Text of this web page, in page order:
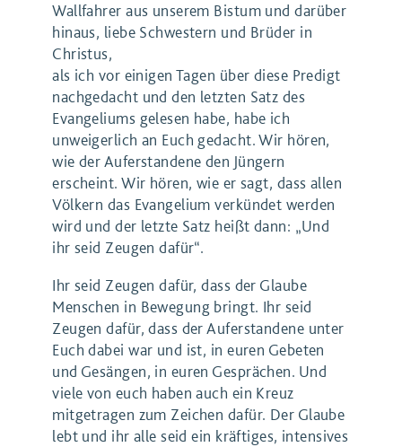
Wallfahrer aus unserem Bistum und darüber
hinaus, liebe Schwestern und Brüder in
Christus,
als ich vor einigen Tagen über diese Predigt
nachgedacht und den letzten Satz des
Evangeliums gelesen habe, habe ich
unweigerlich an Euch gedacht. Wir hören,
wie der Auferstandene den Jüngern
erscheint. Wir hören, wie er sagt, dass allen
Völkern das Evangelium verkündet werden
wird und der letzte Satz heißt dann: „Und
ihr seid Zeugen dafür“.
Ihr seid Zeugen dafür, dass der Glaube
Menschen in Bewegung bringt. Ihr seid
Zeugen dafür, dass der Auferstandene unter
Euch dabei war und ist, in euren Gebeten
und Gesängen, in euren Gesprächen. Und
viele von euch haben auch ein Kreuz
mitgetragen zum Zeichen dafür. Der Glaube
lebt und ihr alle seid ein kräftiges, intensives